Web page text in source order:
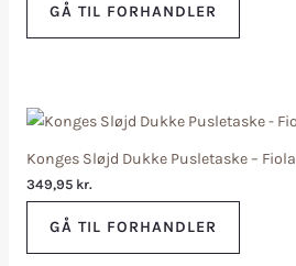
GÅ TIL FORHANDLER
Konges Sløjd Dukke Pusletaske – Fiola
349,95 kr.
GÅ TIL FORHANDLER